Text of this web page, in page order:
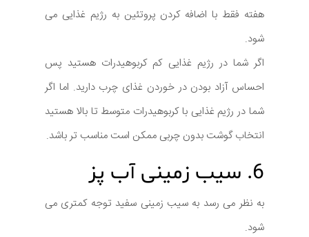
هفته فقط با اضافه کردن پروتئین به رژیم غذایی می
شود.
اگر شما در رژیم غذایی کم کربوهیدرات هستید پس
احساس آزاد بودن در خوردن غذای چرب دارید. اما اگر
شما در رژیم غذایی با کربوهیدرات متوسط تا بالا هستید
انتخاب گوشت بدون چربی ممکن است مناسب تر باشد.
6. سیب زمینی آب پز
به نظر می رسد به سیب زمینی سفید توجه کمتری می
شود.